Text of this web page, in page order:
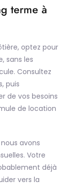
terme à
optez pour
sans les
Consultez
puis
de vos besoins
de location
avons
Votre
déjà
vers la